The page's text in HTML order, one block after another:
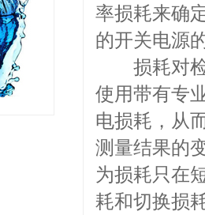
率损耗来确
的开关电源
损耗对检
使用带有专
电损耗，从
测量结果的
为损耗只在
耗和切换损